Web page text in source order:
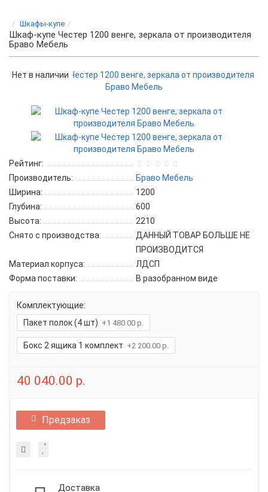
Шкафы-купе
Шкаф-купе Честер 1200 венге, зеркала от производителя
Браво Мебель
Нет в наличии
Рейтинг:
Производитель:
Браво Мебель
Ширина:
1200
Глубина:
600
Высота:
2210
Снято с производства:
ДАННЫЙ ТОВАР БОЛЬШЕ НЕ
ПРОИЗВОДИТСЯ
Материал корпуса:
ЛДСП
Форма поставки:
В разобранном виде
Комплектующие:
Пакет полок (4 шт) +1 480.00 р.
Бокс 2 ящика 1 комплект +2 200.00 р.
40 040.00 р.
Предзаказ
Доставка